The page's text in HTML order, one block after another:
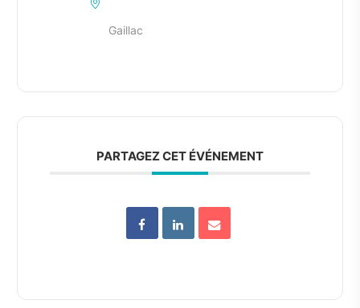
Gaillac
PARTAGEZ CET ÉVÉNEMENT